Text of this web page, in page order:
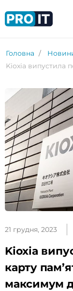
Головна
21 грудня, 2023
Kioxia
карту
максимум